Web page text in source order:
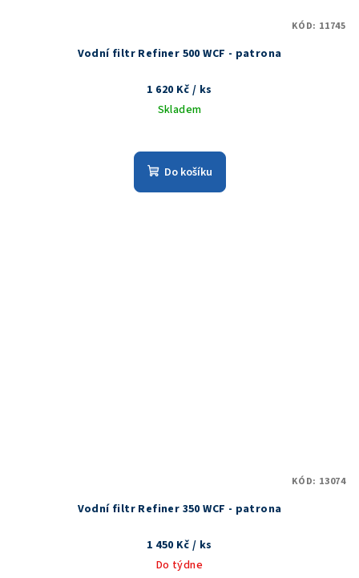
Vodní filtr Refiner 500 WCF - patrona
1 620 Kč / ks
Skladem
Do košíku
KÓD: 11745
Vodní filtr Refiner 350 WCF - patrona
1 450 Kč / ks
Do týdne
KÓD: 13074